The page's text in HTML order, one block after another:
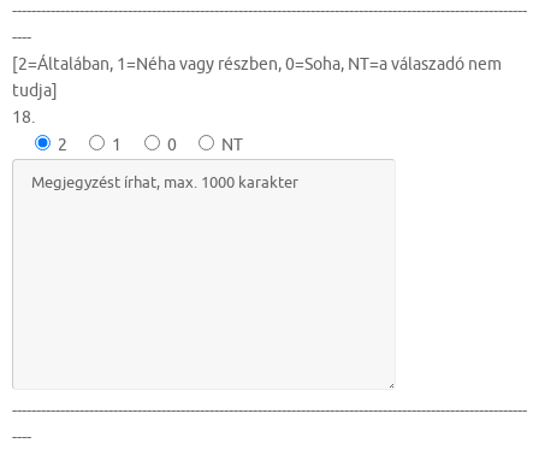
-----------------------------------------------------------------------------------------------------------
----
[2=Általában, 1=Néha vagy részben, 0=Soha, NT=a válaszadó nem
tudja]
18.
2
1 0 NT
-----------------------------------------------------------------------------------------------------------
----